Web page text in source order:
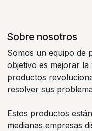
Sobre nosotros
Somos un equipo de
objetivo es mejorar la
productos
resolver sus
Estos productos
medianas empresas